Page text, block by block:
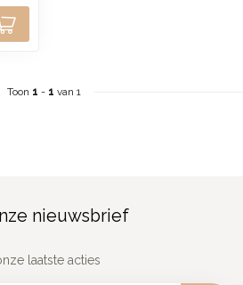
Toon 1 - 1 van 1
nieuwsbrief
laatste acties